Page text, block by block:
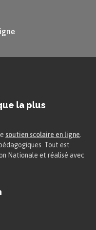
la plus
soutien scolaire en ligne
Tout est
Nationale et réalisé avec